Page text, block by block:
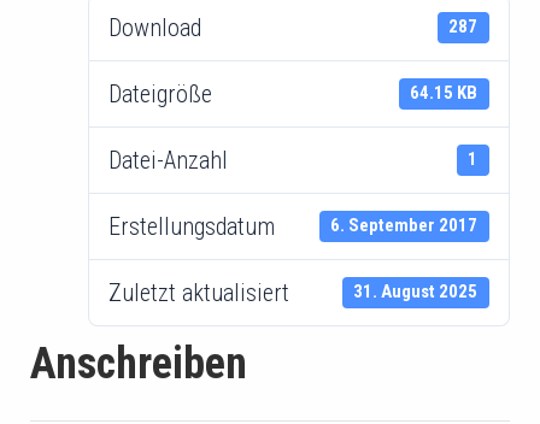
Download 287
Dateigröße 64.15 KB
Datei-Anzahl 1
Erstellungsdatum 6. September 2017
Zuletzt aktualisiert 31. August 2025
Anschreiben